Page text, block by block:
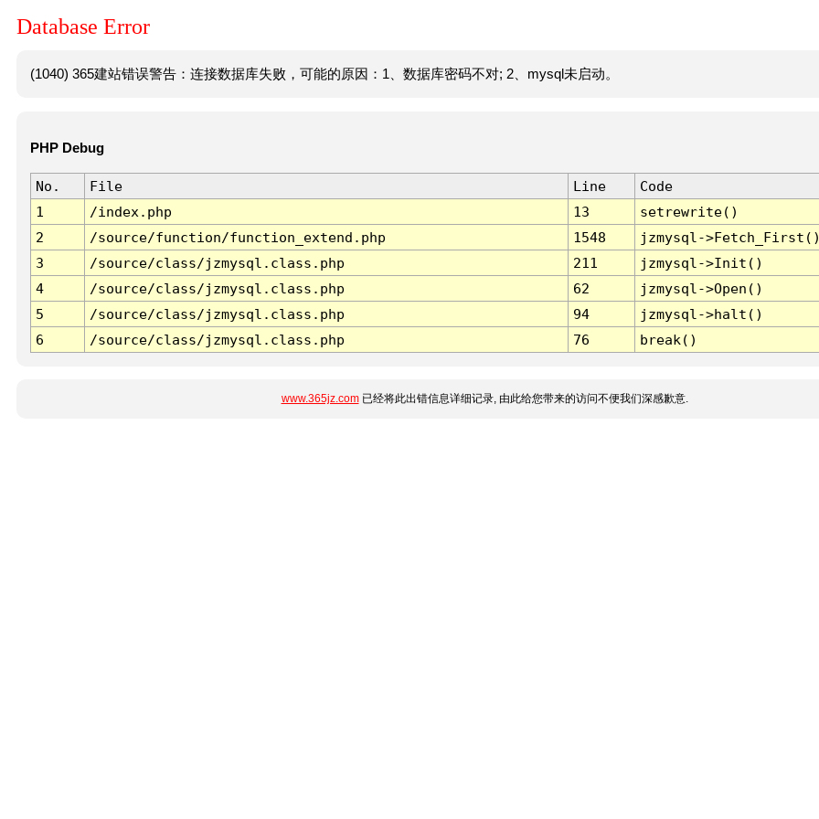
Database Error
(1040) 365建站错误警告：连接数据库失败，可能的原因：1、数据库密码不对; 2、mysql未启动。
PHP Debug
No. File Line
Code
1
/index.php 13
setrewrite()
2
/source/function/function_extend.php 1548
jzmysql-
3
/source/class/jzmysql.class.php 211
jzmysql->Init()
4
/source/class/jzmysql.class.php 62
jzmysql->Open()
5
/source/class/jzmysql.class.php 94
jzmysql->halt()
6
/source/class/jzmysql.class.php 76 break()
www.365jz.com已经将此出错信息详细记录, 由此给您带来的访问不便我们深感歉意.